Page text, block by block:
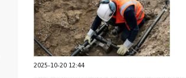
2025-10-20 12:44